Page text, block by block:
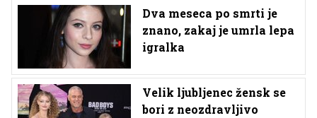
Dva meseca po smrti je
znano, zakaj je umrla lepa
igralka
Velik ljubljenec žensk se
bori z neozdravljivo